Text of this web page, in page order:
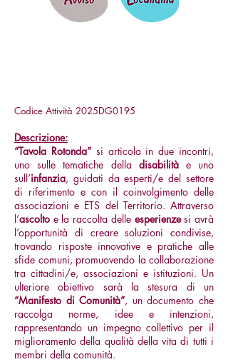
Codice Attività 2025DG0195
Descrizione:
“Tavola Rotonda”si articola in due incontri,
uno sulle tematiche della disabilitàe uno
sull’infanzia, guidati da esperti/e del settore
di riferimento e con il coinvolgimento delle
associazioni e ETS del Territorio. Attraverso
l’ascolto e la raccolta delle esperienzesi avrà
l’opportunità di creare soluzioni condivise,
trovando risposte innovative e pratiche alle
sfide comuni, promuovendo la collaborazione
tra cittadini/e, associazioni e istituzioni. Un
ulteriore obiettivo sarà la stesura di un
“Manifesto di Comunità”, un documento che
raccolga norme, idee e intenzioni,
rappresentando un impegno collettivo per il
miglioramento della qualità della vita di tutti i
membri della comunità.